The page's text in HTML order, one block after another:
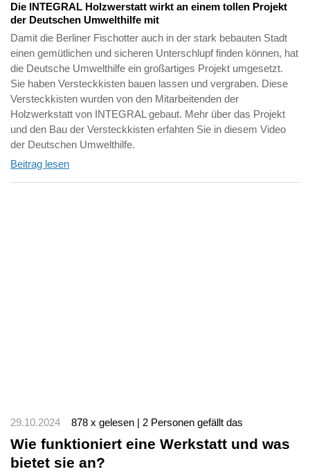
Die INTEGRAL Holzwerstatt wirkt an einem tollen Projekt
der Deutschen Umwelthilfe mit
Damit die Berliner Fischotter auch in der stark bebauten Stadt
einen gemütlichen und sicheren Unterschlupf finden können, hat
die Deutsche Umwelthilfe ein großartiges Projekt umgesetzt.
Sie haben Versteckkisten bauen lassen und vergraben. Diese
Versteckkisten wurden von den Mitarbeitenden der
Holzwerkstatt von INTEGRAL gebaut. Mehr über das Projekt
und den Bau der Versteckkisten erfahten Sie in diesem Video
der Deutschen Umwelthilfe.
Beitrag lesen
29.10.2024 878 x gelesen | 2 Personen gefällt das
Wie funktioniert eine Werkstatt und was
bietet sie an?